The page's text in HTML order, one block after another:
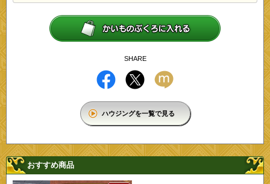
SHARE
ハウジングを一覧で見る
おすすめ商品